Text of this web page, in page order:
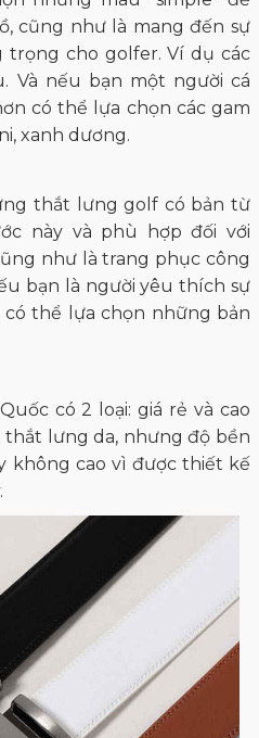
cũng như là mang đến sự
trọng cho golfer. Ví dụ các
Và nếu bạn một người cá
có thể lựa chọn các gam
xanh dương.
thắt lưng golf có bản từ
này và phù hợp đối với
như là trang phục công
bạn là người yêu thích sự
thể lựa chọn những bản
có 2 loại: giá rẻ và cao
thắt lưng da, nhưng độ bền
không cao vì được thiết kế